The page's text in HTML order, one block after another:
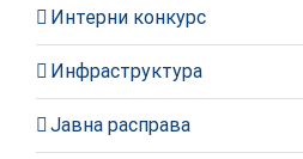
Интерни конкурс
Инфраструктура
Јавна расправа